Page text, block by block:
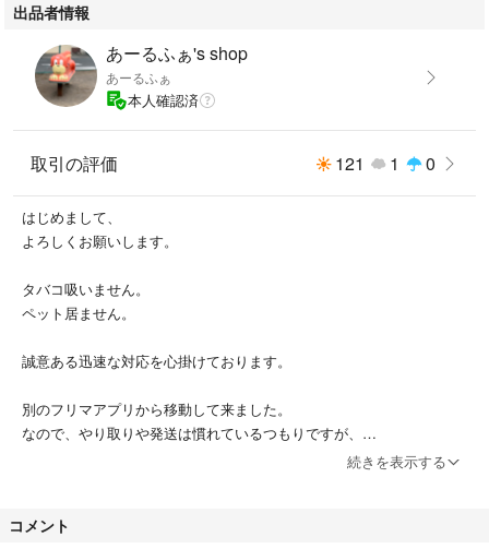
ユナイテッドアローズ横浜にて購入した正規品です。
出品者情報
あーるふぁ's shop
あーるふぁ
本人確認済
取引の評価 121 1 0
はじめまして、
よろしくお願いします。
タバコ吸いません。
ペット居ません。
誠意ある迅速な対応を心掛けております。
別のフリマアプリから移動して来ました。
なので、やり取りや発送は慣れているつもりですが、
続きを表示する
コメント